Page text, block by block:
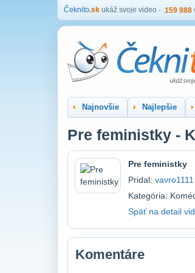
Čeknito.sk ukáž svoje video 159 988
Najnovšie Najlepšie
Pre feministky -
Pre feministky
Pridal: vavro1111
Kategória:
Späť na detail
Komentáre